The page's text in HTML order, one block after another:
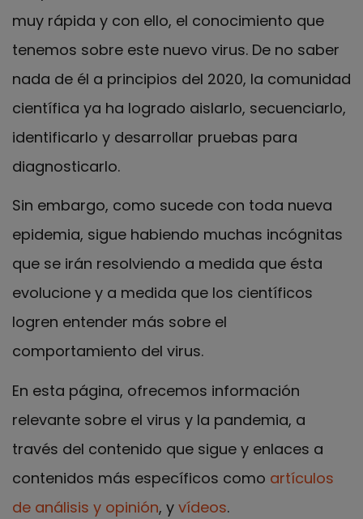
muy rápida y con ello, el conocimiento que
tenemos sobre este nuevo virus. De no saber
nada de él a principios del 2020, la comunidad
científica ya ha logrado aislarlo, secuenciarlo,
identificarlo y desarrollar pruebas para
diagnosticarlo.
Sin embargo, como sucede con toda nueva
epidemia, sigue habiendo muchas incógnitas
que se irán resolviendo a medida que ésta
evolucione y a medida que los científicos
logren entender más sobre el
comportamiento del virus.
En esta página, ofrecemos información
relevante sobre el virus y la pandemia, a
través del contenido que sigue y enlaces a
contenidos más específicos como artículos
de análisis y opinión, y vídeos.